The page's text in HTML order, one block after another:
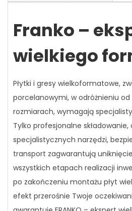
Franko –
wielkiego
Płytki i gresy wielkoformatowe,
porcelanowymi, w odróżnieniu
rozmiarach, wymagają
Tylko profesjonalne
specjalistycznych narzędzi,
transport zagwarantują
wszystkich etapach realizacji
po zakończeniu montażu płyt
efekt przerośnie Twoje